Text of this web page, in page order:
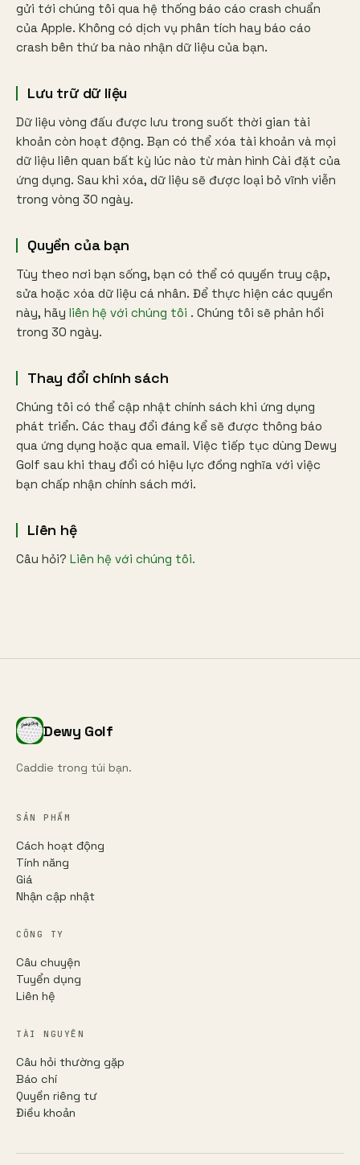
gửi tới chúng tôi qua hệ thống báo cáo crash chuẩn
của Apple. Không có dịch vụ phân tích hay báo cáo
crash bên thứ ba nào nhận dữ liệu của bạn.
Lưu trữ dữ liệu
Dữ liệu vòng đấu được lưu trong suốt thời gian tài
khoản còn hoạt động. Bạn có thể xóa tài khoản và mọi
dữ liệu liên quan bất kỳ lúc nào từ màn hình Cài đặt của
ứng dụng. Sau khi xóa, dữ liệu sẽ được loại bỏ vĩnh viễn
trong vòng 30 ngày.
Quyền của bạn
Tùy theo nơi bạn sống, bạn có thể có quyền truy cập,
sửa hoặc xóa dữ liệu cá nhân. Để thực hiện các quyền
này, hãy liên hệ với chúng tôi . Chúng tôi sẽ phản hồi
trong 30 ngày.
Thay đổi chính sách
Chúng tôi có thể cập nhật chính sách khi ứng dụng
phát triển. Các thay đổi đáng kể sẽ được thông báo
qua ứng dụng hoặc qua email. Việc tiếp tục dùng Dewy
Golf sau khi thay đổi có hiệu lực đồng nghĩa với việc
bạn chấp nhận chính sách mới.
Liên hệ
Câu hỏi? Liên hệ với chúng tôi.
Dewy Golf
Caddie trong túi bạn.
SẢN PHẨM
Cách hoạt động
Tính năng
Giá
Nhận cập nhật
CÔNG TY
Câu chuyện
Tuyển dụng
Liên hệ
TÀI NGUYÊN
Câu hỏi thường gặp
Báo chí
Quyền riêng tư
Điều khoản